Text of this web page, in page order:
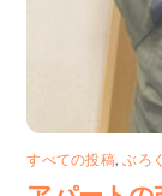
すべての投稿,ぶろ